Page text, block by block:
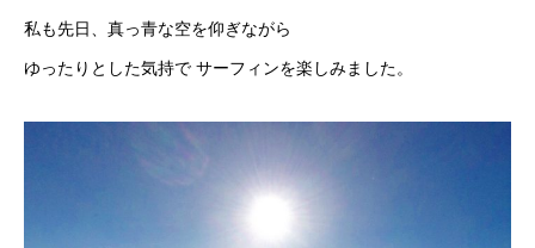
私も先日、真っ青な空を仰ぎながら
ゆったりとした気持で サーフィンを楽しみました。